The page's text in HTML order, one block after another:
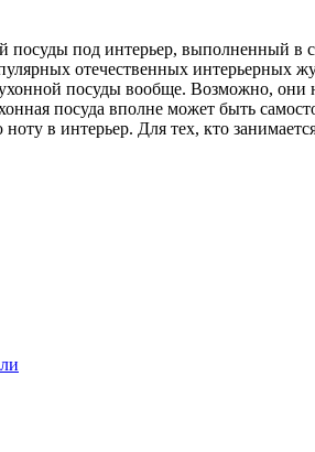
посуды под интерьер, выполненный в
отечественных интерьерных
посуды вообще. Возможно,
посуда вполне может быть
в интерьер. Для тех, кто